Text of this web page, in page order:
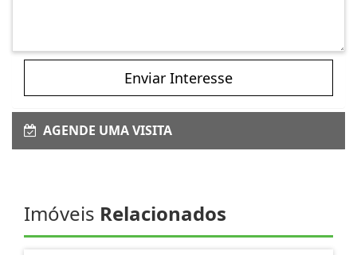
Enviar Interesse
AGENDE UMA VISITA
Imóveis Relacionados